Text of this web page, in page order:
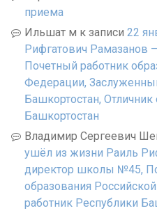
приема
Ильшат м к записи 22
Рифгатович
Почетный работник
Федерации,
Башкортостан,
Башкортостан
Владимир Сергеевич
ушёл из жизни Раиль
директор школы №45,
образования
работник Республики